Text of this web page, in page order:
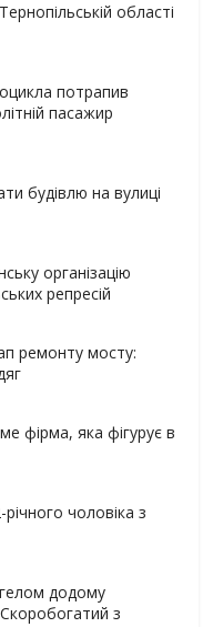
області
потрапив
пасажир
будівлю на вулиці
організацію
репресій
ремонту мосту:
фірма, яка фігурує в
чоловіка з
додому
з